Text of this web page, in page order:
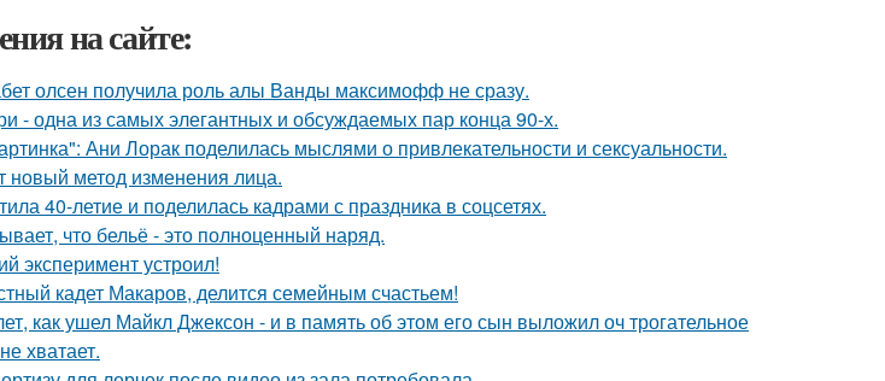
на сайте:
олсен получила роль алы Ванды максимофф не сразу.
- одна из самых элегантных и обсуждаемых пар конца 90-х.
Ани Лорак поделилась мыслями о привлекательности и сексуальности.
новый метод изменения лица.
40-летие и поделилась кадрами с праздника в соцсетях.
что бельё - это полноценный наряд.
эксперимент устроил!
кадет Макаров, делится семейным счастьем!
как ушел Майкл Джексон - и в память об этом его сын выложил оч трогательное
хватает.